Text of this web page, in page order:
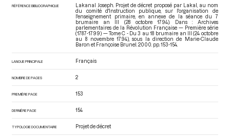
RÉFÉRENCE BIBLIOGRAPHIQUE
Lakanal Joseph. Projet de décret proposé par Lakal, au nom
du comité d'Instruction publique, sur l'organisation de
l'enseignement primaire, en annexe de la séance du 7
brumaire an III (28 octobre 1794). Dans : Archives
parlementaires de la Révolution Française — Première série
(1787-1799) — Tome C - Du 3 au 18 brumaire an III (24 octobre
au 8 novembre 1794) , sous la direction de Marie-Claude
Baron et Françoise Brunel. 2000. pp. 153-154.
LANGUE PRINCIPALE Français
NOMBRE DE PAGES 2
PREMIÈRE PAGE 153
DERNIÈRE PAGE 154
TYPOLOGIE DOCUMENTAIRE Projet de décret